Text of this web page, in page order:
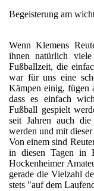
Begeisterung am
Wenn Klemens
ihnen natürlich
Fußballzeit, die
war für uns eine
Kämpen einig, fügen
dass es einfach
Fußball gespielt
seit Jahren auch
werden und mit
Von einem sind
in diesen Tagen in
Hockenheimer
gerade die Vielzahl
stets "auf dem